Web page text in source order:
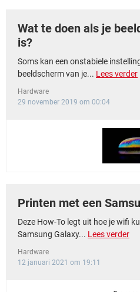
Wat te doen als je
is?
Soms kan een onstabiele
beeldscherm van je... Lees verder
Hardware
29 november 2019 om 00:04
Printen met een
Deze How-To legt uit hoe je wifi
Samsung Galaxy... Lees verder
Hardware
12 januari 2021 om 19:11